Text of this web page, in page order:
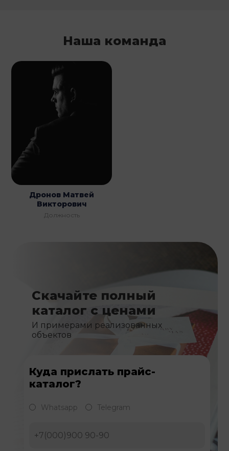
Наша команда
Дронов Матвей
Викторович
Должность
Скачайте полный
каталог с ценами
И примерами реализованных
объектов
Куда прислать прайс-
каталог?
Whatsapp Telegram